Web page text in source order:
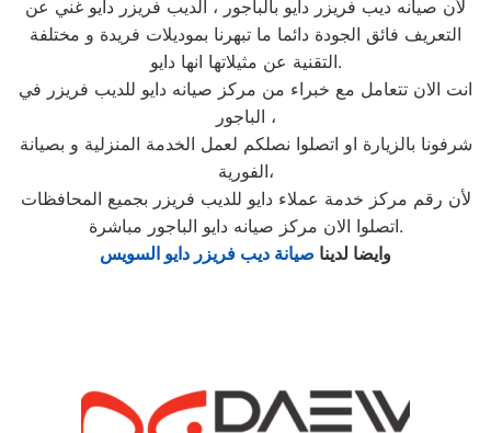
لأن صيانه ديب فريزر دايو بالباجور ، الديب فريزر دايو غني عن
التعريف فائق الجودة دائما ما تبهرنا بموديلات فريدة و مختلفة
التقنية عن مثيلاتها انها دايو.
انت الان تتعامل مع خبراء من مركز صيانه دايو للديب فريزر في
الباجور ،
شرفونا بالزيارة او اتصلوا نصلكم لعمل الخدمة المنزلية و بصيانة
الفورية،
لأن رقم مركز خدمة عملاء دايو للديب فريزر بجميع المحافظات
اتصلوا الان مركز صيانه دايو الباجور مباشرة.
وايضا لدينا صيانة ديب فريزر دايو السويس